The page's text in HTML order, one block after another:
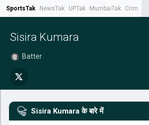
SportsTak NewsTak UPTak MumbaiTak CrimeTak
Sisira Kumara
Batter
Sisira Kumara के बारे में